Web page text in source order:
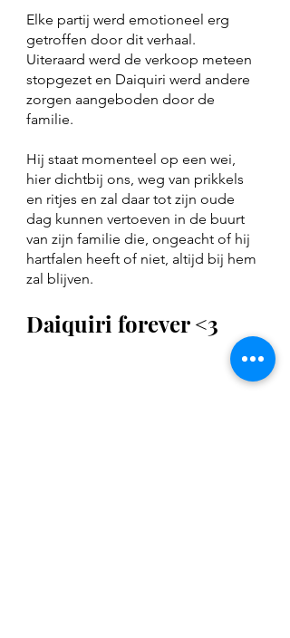
Elke partij werd emotioneel erg
getroffen door dit verhaal.
Uiteraard werd de verkoop meteen
stopgezet en Daiquiri werd andere
zorgen aangeboden door de
familie.
Hij staat momenteel op een wei,
hier dichtbij ons, weg van prikkels
en ritjes en zal daar tot zijn oude
dag kunnen vertoeven in de buurt
van zijn familie die, ongeacht of hij
hartfalen heeft of niet, altijd bij hem
zal blijven.
Daiquiri forever <3